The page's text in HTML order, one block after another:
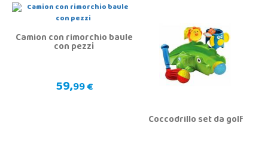
Camion con rimorchio baule
con pezzi
59,99 €
Coccodrillo set da golf